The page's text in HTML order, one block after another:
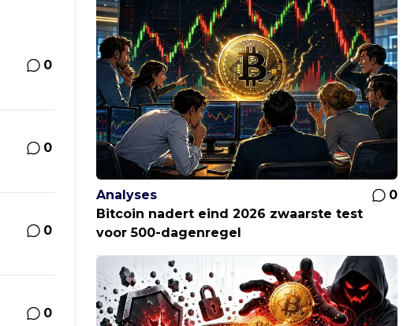
0
0
0
0
Analyses
0
Bitcoin nadert eind 2026 zwaarste test
voor 500-dagenregel